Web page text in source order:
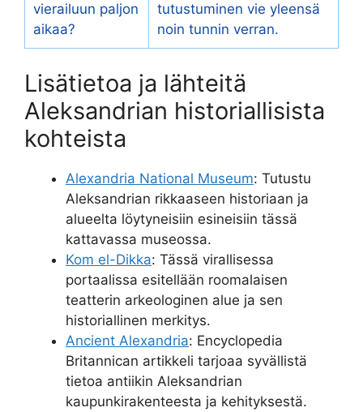
vierailuun paljon
aikaa?
tutustuminen vie yleensä
noin tunnin verran.
Lisätietoa ja lähteitä
Aleksandrian historiallisista
kohteista
Alexandria National Museum: Tutustu
Aleksandrian rikkaaseen historiaan ja
alueelta löytyneisiin esineisiin tässä
kattavassa museossa.
Kom el-Dikka: Tässä virallisessa
portaalissa esitellään roomalaisen
teatterin arkeologinen alue ja sen
historiallinen merkitys.
Ancient Alexandria: Encyclopedia
Britannican artikkeli tarjoaa syvällistä
tietoa antiikin Aleksandrian
kaupunkirakenteesta ja kehityksestä.